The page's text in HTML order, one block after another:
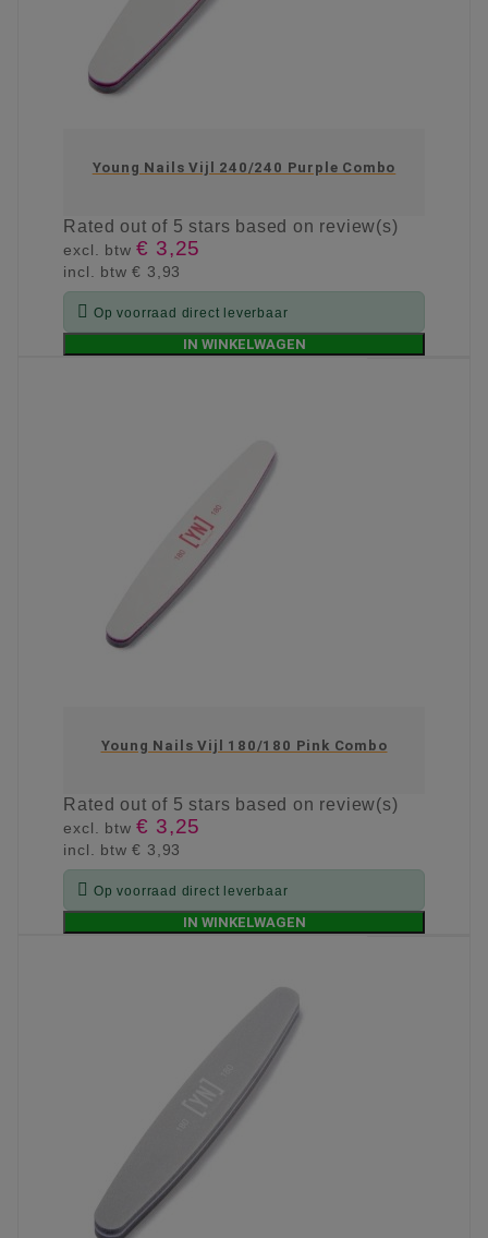
Young Nails Vijl 240/240 Purple Combo
Ratedout of 5 stars based on review(s)
excl. btw€ 3,25
incl. btw€ 3,93
 Op voorraad direct leverbaar
IN WINKELWAGEN
Young Nails Vijl 180/180 Pink Combo
Ratedout of 5 stars based on review(s)
excl. btw€ 3,25
incl. btw€ 3,93
 Op voorraad direct leverbaar
IN WINKELWAGEN